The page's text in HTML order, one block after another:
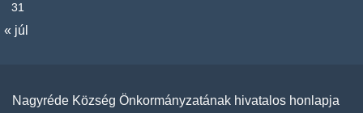
31
« júl
Nagyréde Község Önkormányzatának hivatalos honlapja